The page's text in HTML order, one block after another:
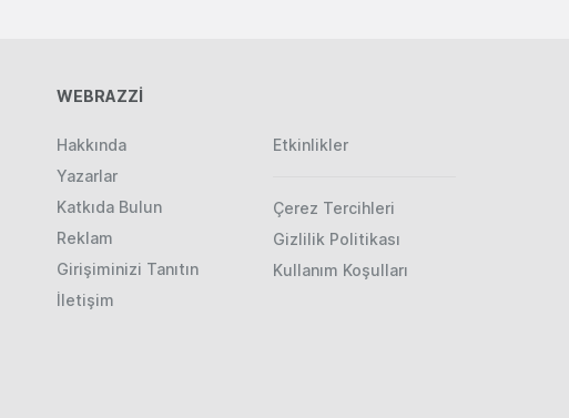
WEBRAZZİ
Hakkında
Yazarlar
Katkıda Bulun
Reklam
Girişiminizi Tanıtın
İletişim
Etkinlikler
Çerez Tercihleri
Gizlilik Politikası
Kullanım Koşulları